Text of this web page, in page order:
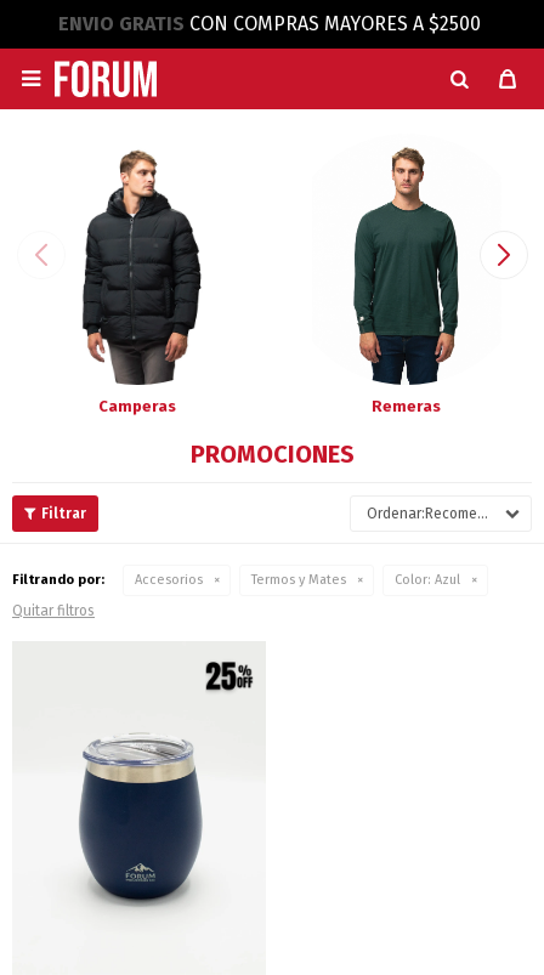
ENVIO GRATIS CON COMPRAS MAYORES A $2500

Camperas Remeras
PROMOCIONES
Recomendados
Filtrando por: Accesorios Termos y Mates Color: Azul
Quitar filtros